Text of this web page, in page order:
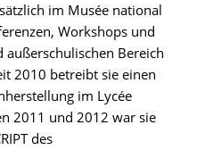
im Musée national
Workshops und
Bereich
2010 betreibt sie einen
im Lycée
2011 und 2012 war sie
des